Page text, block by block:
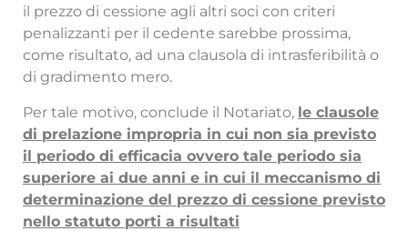
il prezzo di cessione agli altri soci con criteri
penalizzanti per il cedente sarebbe prossima,
come risultato, ad una clausola di intrasferibilità o
di gradimento mero.
Per tale motivo, conclude il Notariato, le clausole
di prelazione impropria in cui non sia previsto
il periodo di efficacia ovvero tale periodo sia
superiore ai due anni e in cui il meccanismo di
determinazione del prezzo di cessione previsto
nello statuto porti a risultati